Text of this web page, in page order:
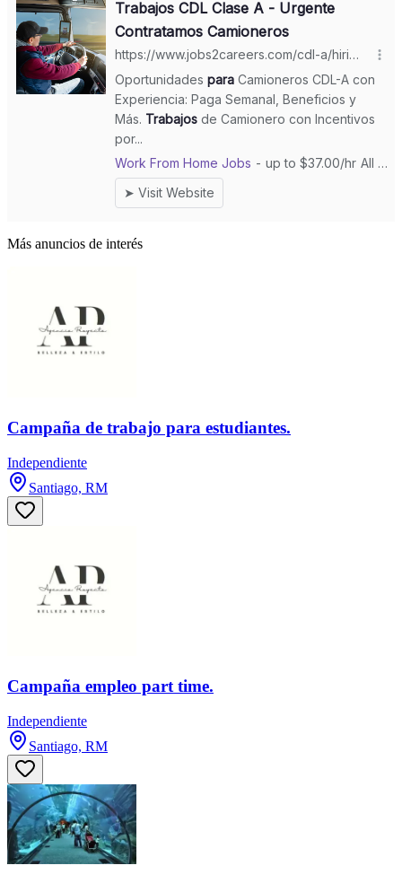
Más anuncios de interés
Campaña de trabajo para estudiantes.
Independiente
Santiago, RM
Campaña empleo part time.
Independiente
Santiago, RM